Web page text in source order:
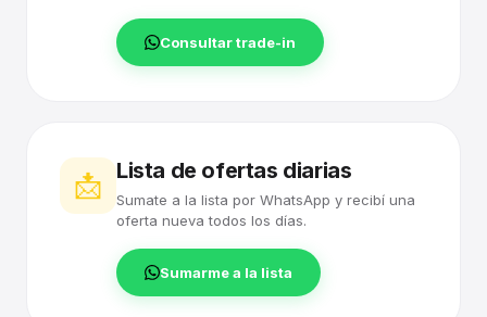
Consultar trade-in
📩 Lista de ofertas diarias
Sumate a la lista por WhatsApp y recibí una
oferta nueva todos los días.
Sumarme a la lista